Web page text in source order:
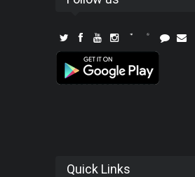
Quick Links